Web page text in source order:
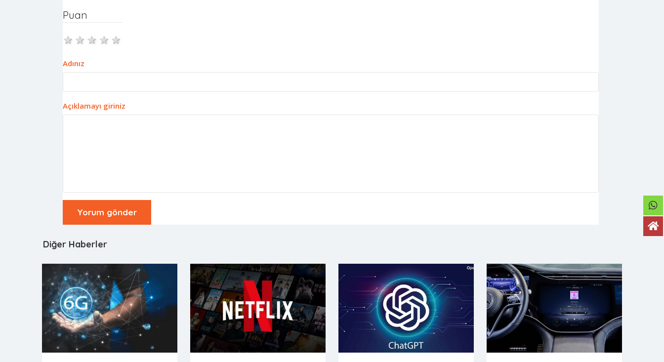
Puan
4 stars
3 stars
2 stars
1 star
Adınız
Açıklamayı giriniz
Diğer Haberler